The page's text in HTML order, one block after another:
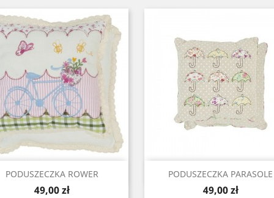
PODUSZECZKA ROWER
Cena
49,00 zł
Szybki podgląd PODUSZECZKA PARASOLE
Cena
49,00 zł
Szybki podgląd